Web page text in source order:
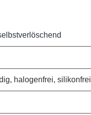
halogenfrei, silikonfrei